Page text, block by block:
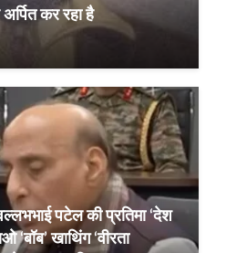
कर रहा है
पटेल की प्रतिमा ‘देश
खाथिंग ‘वीरता